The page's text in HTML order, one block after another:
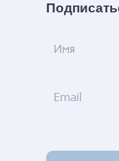
Имя
Email